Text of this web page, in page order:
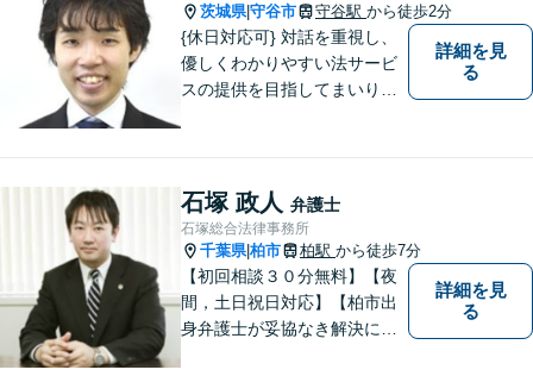
茨城県|守谷市 守谷駅 から徒歩2分
{休日対応可} 対話を重視し、
優しくわかりやすい法サービ
スの提供を目指してまいりま
詳細を見
る
石塚 政人 弁護士
石塚総合法律事務所
千葉県|柏市 柏駅 から徒歩7分
【初回相談３０分無料】【夜
間，土日祝日対応】【柏市出
身弁護士が妥協なき解決に尽
詳細を見
る